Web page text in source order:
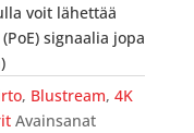
voit lähettää
signaalia jopa
, Blustream, 4K
Avainsanat